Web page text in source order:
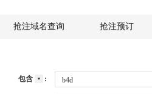
抢注域名查询 抢注预订
包含